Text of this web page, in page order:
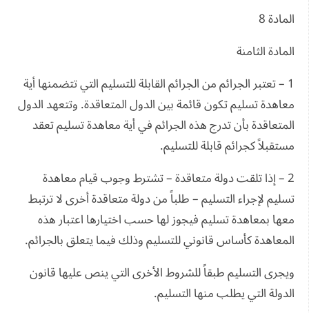
المادة 8
المادة الثامنة
1 – تعتبر الجرائم من الجرائم القابلة للتسليم التي تتضمنها أية
معاهدة تسليم تكون قائمة بين الدول المتعاقدة. وتتعهد الدول
المتعاقدة بأن تدرج هذه الجرائم في أية معاهدة تسليم تعقد
مستقبلاً كجرائم قابلة للتسليم.
2 – إذا تلقت دولة متعاقدة – تشترط وجوب قيام معاهدة
تسليم لإجراء التسليم – طلباً من دولة متعاقدة أخرى لا ترتبط
معها بمعاهدة تسليم فيجوز لها حسب اختيارها اعتبار هذه
المعاهدة كأساس قانوني للتسليم وذلك فيما يتعلق بالجرائم.
ويجرى التسليم طبقاً للشروط الأخرى التي ينص عليها قانون
الدولة التي يطلب منها التسليم.